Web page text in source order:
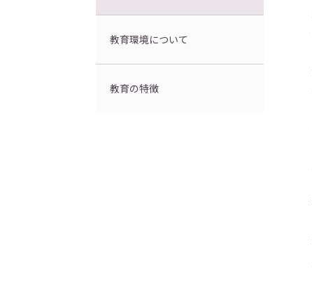
教育環境について
教育の特徴